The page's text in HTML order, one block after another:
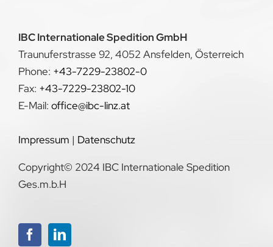
IBC Internationale Spedition GmbH
Traunuferstrasse 92, 4052 Ansfelden, Österreich
Phone: +43-7229-23802-0
Fax: +43-7229-23802-10
E-Mail: office@ibc-linz.at
Impressum | Datenschutz
Copyright© 2024 IBC Internationale Spedition
Ges.m.b.H